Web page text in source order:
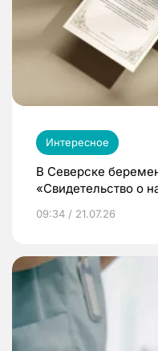
Интересное
В Северске
«Свидетельство о
09:34 / 21.07.26